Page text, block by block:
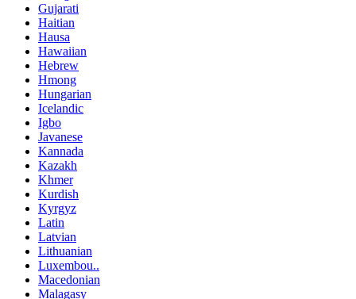
Gujarati
Haitian
Hausa
Hawaiian
Hebrew
Hmong
Hungarian
Icelandic
Igbo
Javanese
Kannada
Kazakh
Khmer
Kurdish
Kyrgyz
Latin
Latvian
Lithuanian
Luxembou..
Macedonian
Malagasy